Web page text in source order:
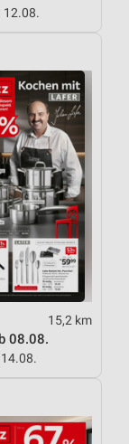
12.08.
15,2 km
08.08.